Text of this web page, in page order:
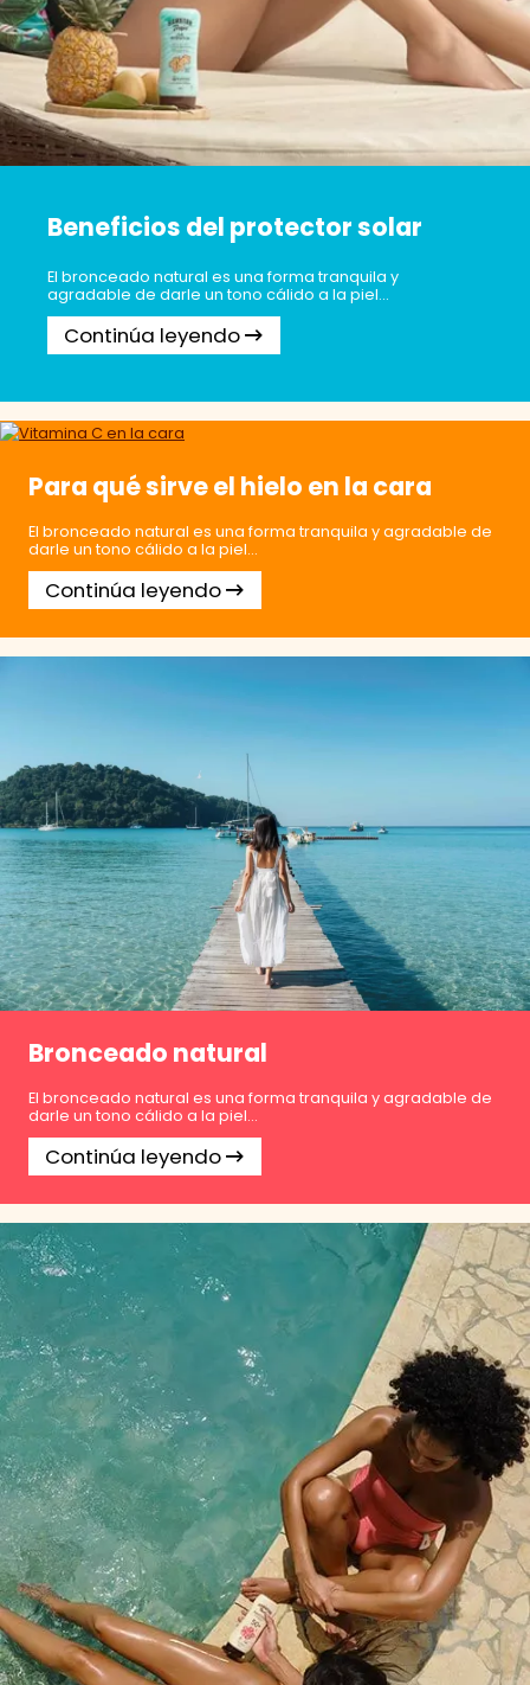
Beneficios del protector solar
El bronceado natural es una forma tranquila y
agradable de darle un tono cálido a la piel...
Continúa leyendo
Para qué sirve el hielo en la cara
El bronceado natural es una forma tranquila y agradable de
darle un tono cálido a la piel...
Continúa leyendo
Bronceado natural
El bronceado natural es una forma tranquila y agradable de
darle un tono cálido a la piel...
Continúa leyendo